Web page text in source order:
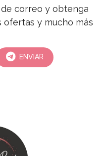
correo y obtenga
ofertas y mucho más
ENVIAR